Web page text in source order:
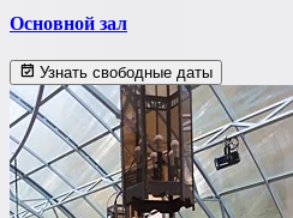
Основной зал
Узнать свободные даты